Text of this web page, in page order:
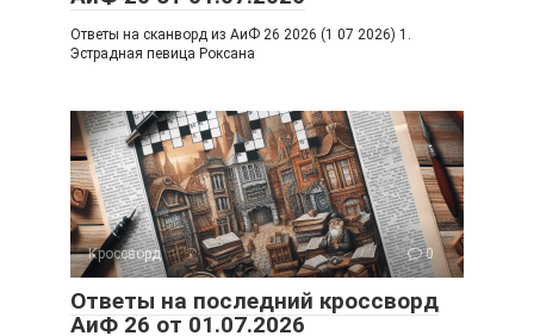
Ответы на сканворд из АиФ 26 2026 (1 07 2026) 1.
Эстрадная певица Роксана
Кроссворд 0
Ответы на последний кроссворд
АиФ 26 от 01.07.2026